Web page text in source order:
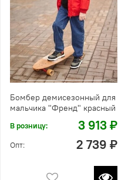
Бомбер демисезонный для
мальчика "Френд" красный
В розницу: 3 913 ₽
Опт: 2 739 ₽